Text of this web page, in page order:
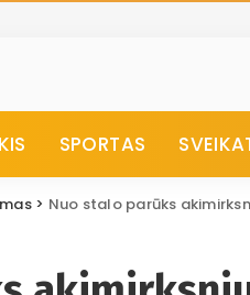
SPORTAS
> Nuo stalo parūks akimirksniu: 3 skanūs ir